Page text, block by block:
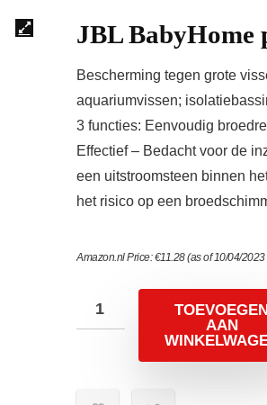
JBL BabyHome
Bescherming tegen grote
aquariumvissen;
3 functies: Eenvoudig
Effectief – Bedacht voor de
een uitstroomsteen binnen
het risico op een
Amazon.nl Price:€11.28(as of 10/04/2023
TOEVOEGEN
AAN